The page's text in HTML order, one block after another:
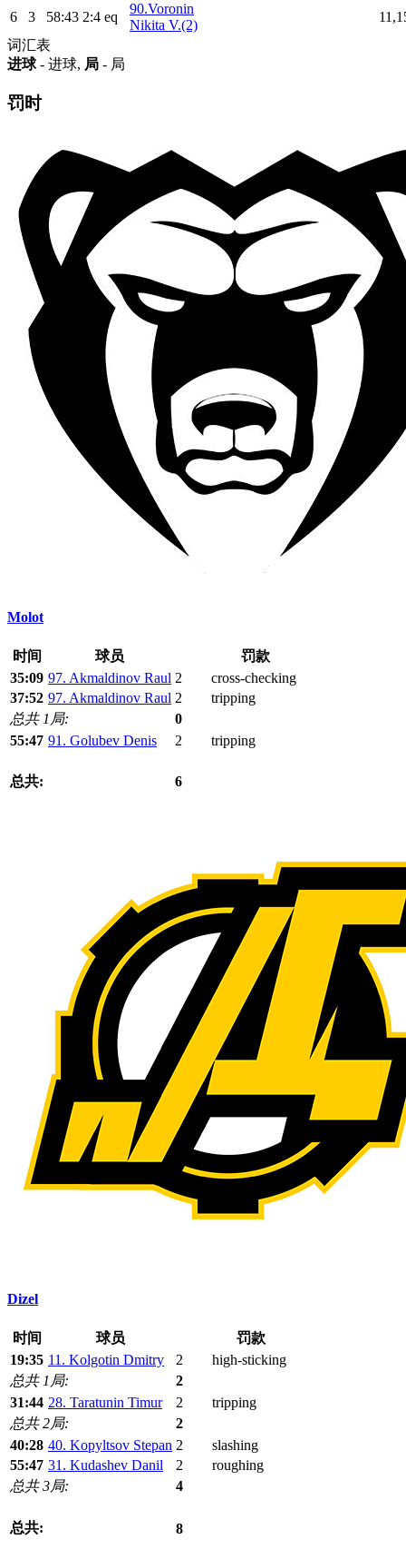
6 3 58:43 2:4 eq
90.Voronin
Nikita V.(2)
词汇表
进球- 进球, 局 - 局
罚时
Molot
时间 球员
罚款
35:09 97. Akmaldinov Raul 2
cross-checking
37:52 97. Akmaldinov Raul 2
tripping
总共 1局:
0
55:47 91. Golubev Denis 2 tripping
总共: 6
Dizel
时间 球员
罚款
19:35 11. Kolgotin Dmitry 2
high-sticking
总共 1局:
2
31:44 28. Taratunin Timur 2
tripping
总共 2局:
2
40:28 40. Kopyltsov Stepan 2
slashing
55:47 31. Kudashev Danil 2
roughing
总共 3局:
4
总共: 8